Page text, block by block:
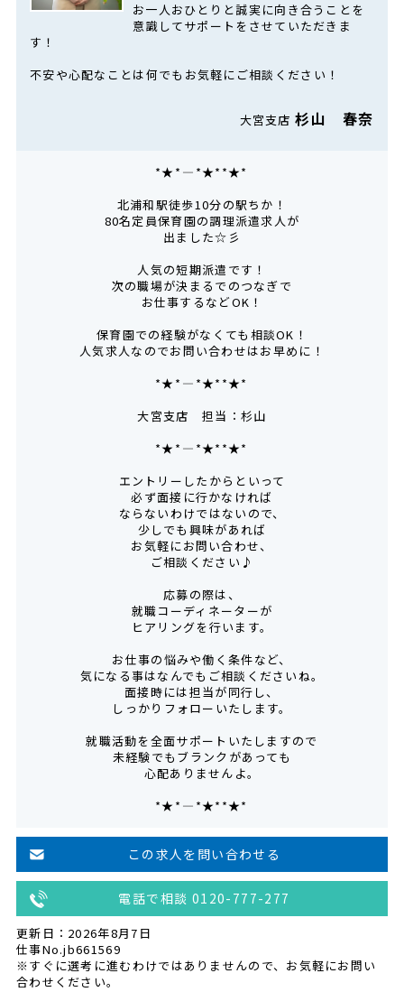
お一人おひとりと誠実に向き合うことを
意識してサポートをさせていただきま
す！
不安や心配なことは何でもお気軽にご相談ください！
大宮支店杉山 春奈
*★*――――*★**★*―――
北浦和駅徒歩10分の駅ちか！
80名定員保育園の調理派遣求人が
出ました☆彡
人気の短期派遣です！
次の職場が決まるでのつなぎで
お仕事するなどOK！
保育園での経験がなくても相談OK！
人気求人なのでお問い合わせはお早めに！
*★*――――*★**★*―――
大宮支店 担当：杉山
*★*――――*★**★*―――
エントリーしたからといって
必ず面接に行かなければ
ならないわけではないので、
少しでも興味があれば
お気軽にお問い合わせ、
ご相談ください♪
応募の際は、
就職コーディネーターが
ヒアリングを行います。
お仕事の悩みや働く条件など、
気になる事はなんでもご相談くださいね。
面接時には担当が同行し、
しっかりフォローいたします。
就職活動を全面サポートいたしますので
未経験でもブランクがあっても
心配ありませんよ。
*★*――――*★**★*―――
この求人を問い合わせる
電話で相談 0120-777-277
更新日：2026年8月7日
仕事No.jb661569
※すぐに選考に進むわけではありませんので、お気軽にお問い
合わせください。